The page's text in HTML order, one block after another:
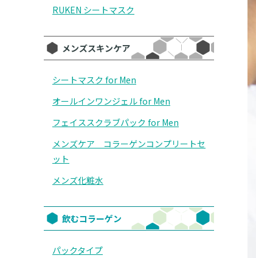
RUKEN シートマスク
メンズスキンケア
シートマスク for Men
オールインワンジェル for Men
フェイススクラブパック for Men
メンズケア コラーゲンコンプリートセ
ット
メンズ化粧水
飲むコラーゲン
パックタイプ